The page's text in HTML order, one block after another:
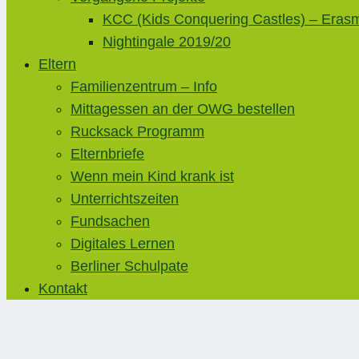
KCC (Kids Conquering Castles) –
Nightingale 2019/20
Eltern
Familienzentrum – Info
Mittagessen an der OWG bestellen
Rucksack Programm
Elternbriefe
Wenn mein Kind krank ist
Unterrichtszeiten
Fundsachen
Digitales Lernen
Berliner Schulpate
Kontakt